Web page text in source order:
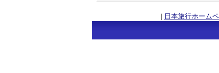
| 日本旅行ホーム